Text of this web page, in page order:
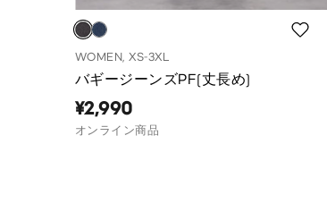
WOMEN, XS-3XL
バギージーンズPF(丈長め)
¥2,990
オンライン商品